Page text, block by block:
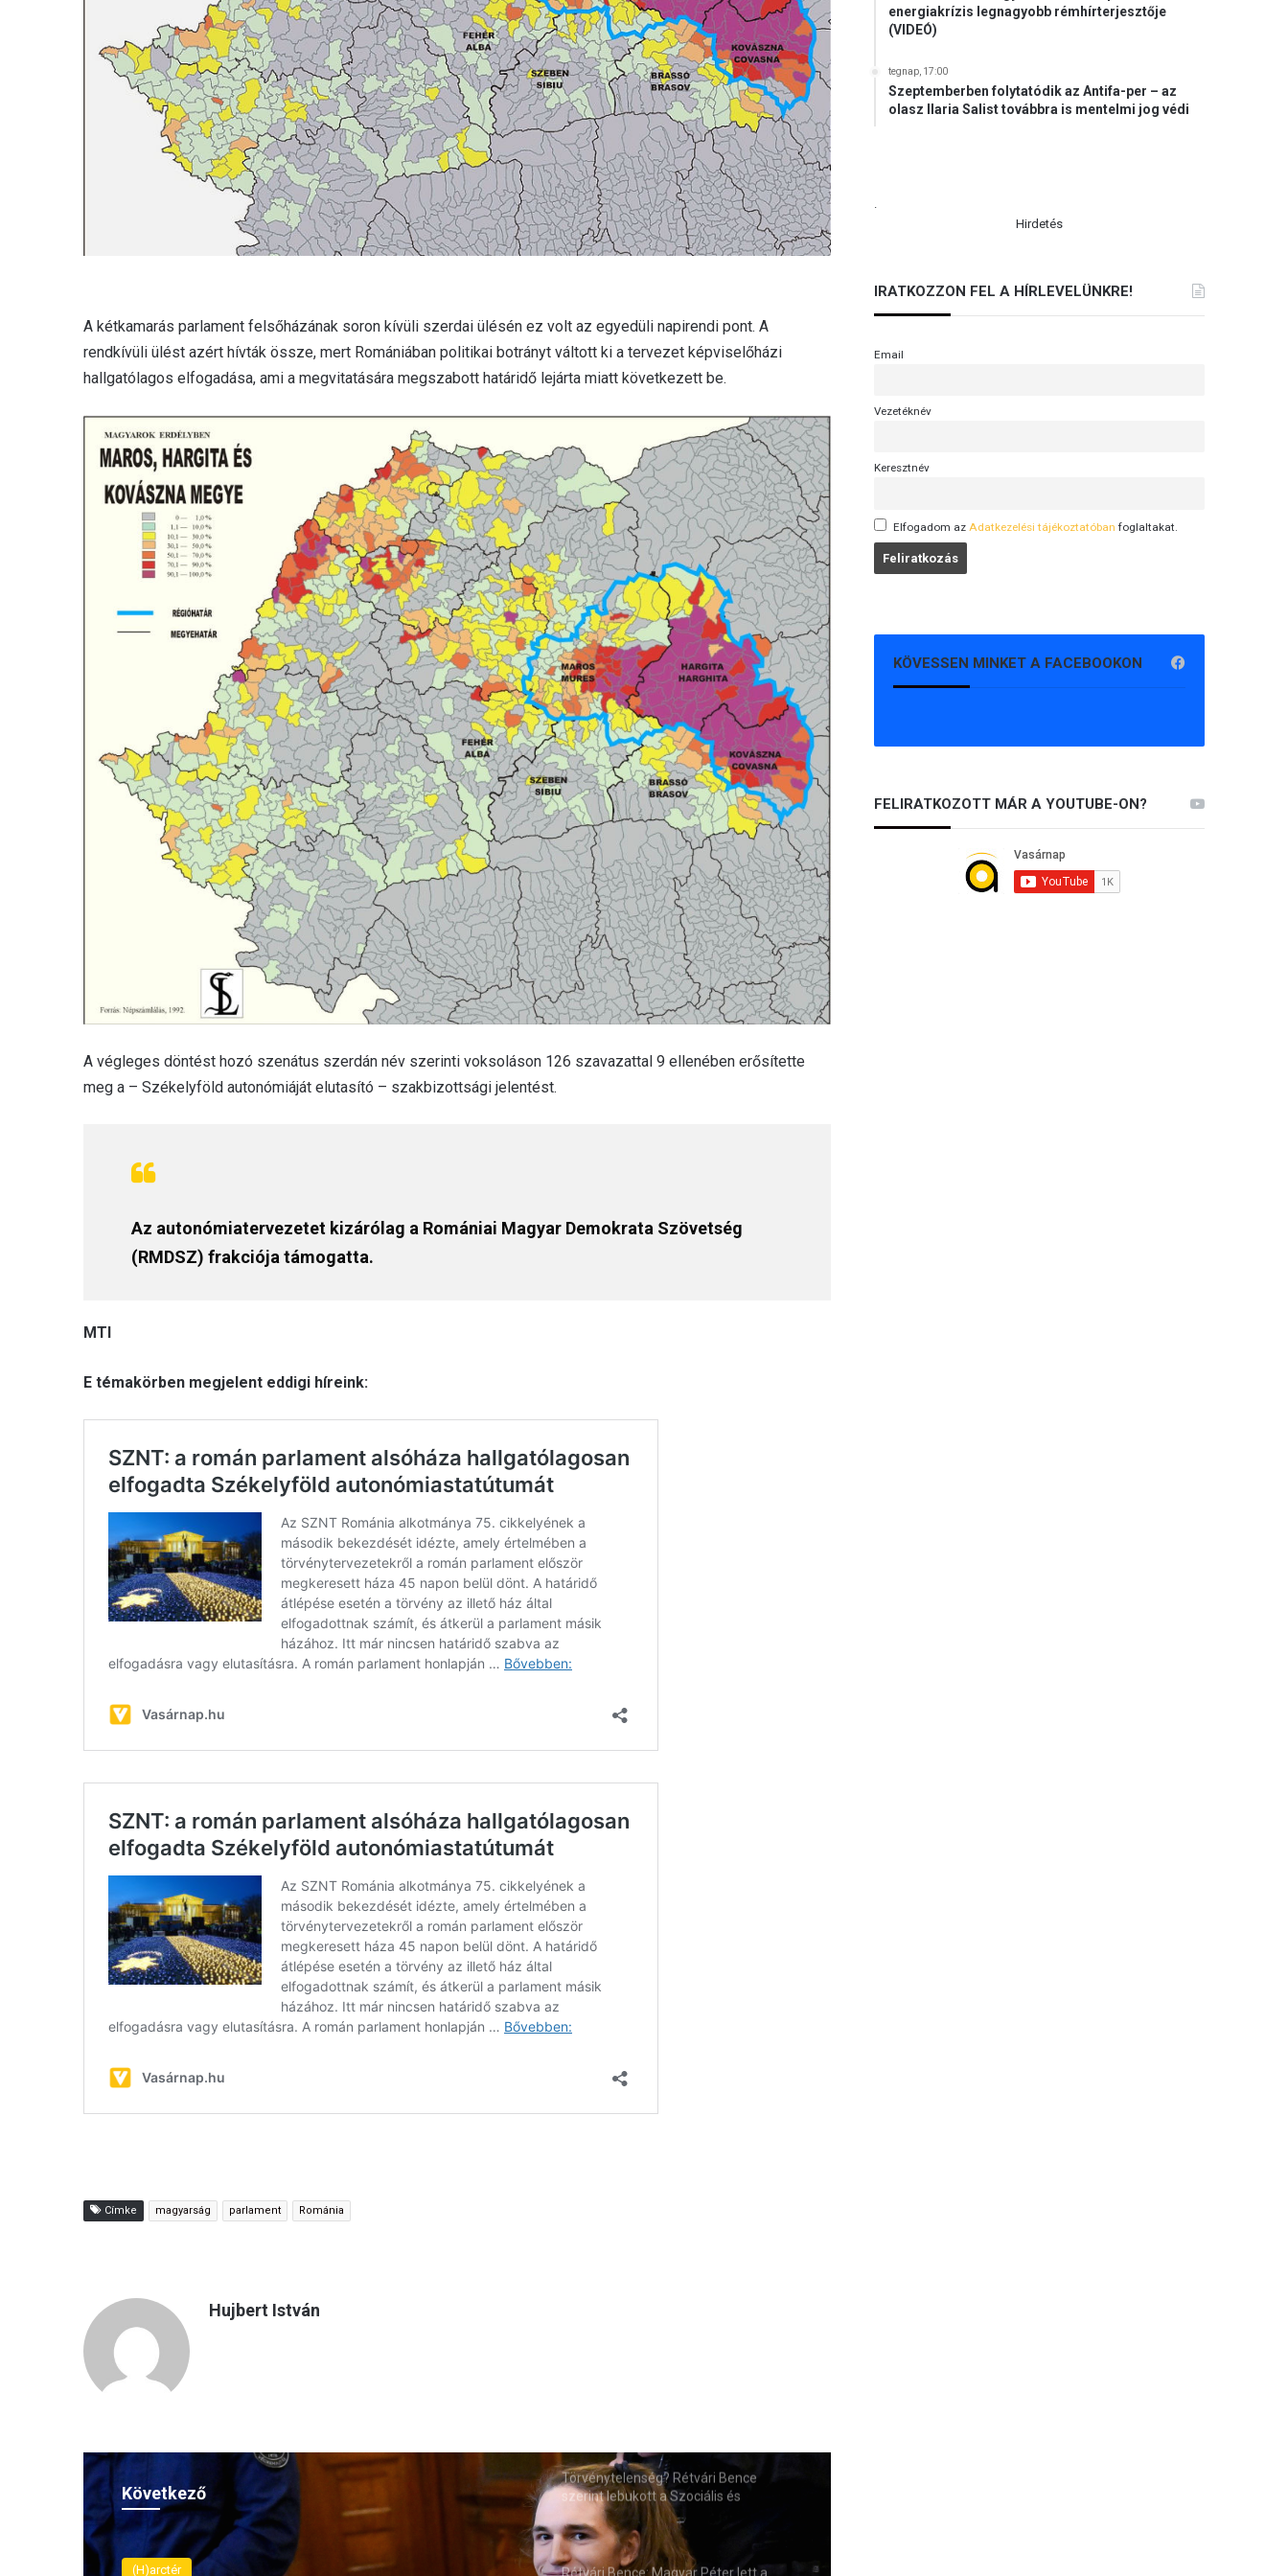
A kétkamarás parlament felsőházának soron kívüli szerdai ülésén ez volt az egyedüli napirendi pont. A
rendkívüli ülést azért hívták össze, mert Romániában politikai botrányt váltott ki a tervezet képviselőházi
hallgatólagos elfogadása, ami a megvitatására megszabott határidő lejárta miatt következett be.
A végleges döntést hozó szenátus szerdán név szerinti voksoláson 126 szavazattal 9 ellenében erősítette
meg a – Székelyföld autonómiáját elutasító – szakbizottsági jelentést.
Az autonómiatervezetet kizárólag a Romániai Magyar Demokrata Szövetség
(RMDSZ) frakciója támogatta.
MTI
E témakörben megjelent eddigi híreink:
Címke magyarság parlament Románia
Hujbert István
Következő
(H)arctér
Törvénytelenség? Rétvári Bence
szerint lebukott a Szociális és
Családügyi Minisztérium
Rétvári Bence: Magyar Péter lett a
energiakrízis legnagyobb rémhírterjesztője
(VIDEÓ)
tegnap, 17:00
Szeptemberben folytatódik az Antifa-per – az
olasz Ilaria Salist továbbra is mentelmi jog védi
.
Hirdetés
IRATKOZZON FEL A HÍRLEVELÜNKRE!
Email
Vezetéknév
Keresztnév
Elfogadom az Adatkezelési tájékoztatóban foglaltakat.
KÖVESSEN MINKET A FACEBOOKON
FELIRATKOZOTT MÁR A YOUTUBE-ON?